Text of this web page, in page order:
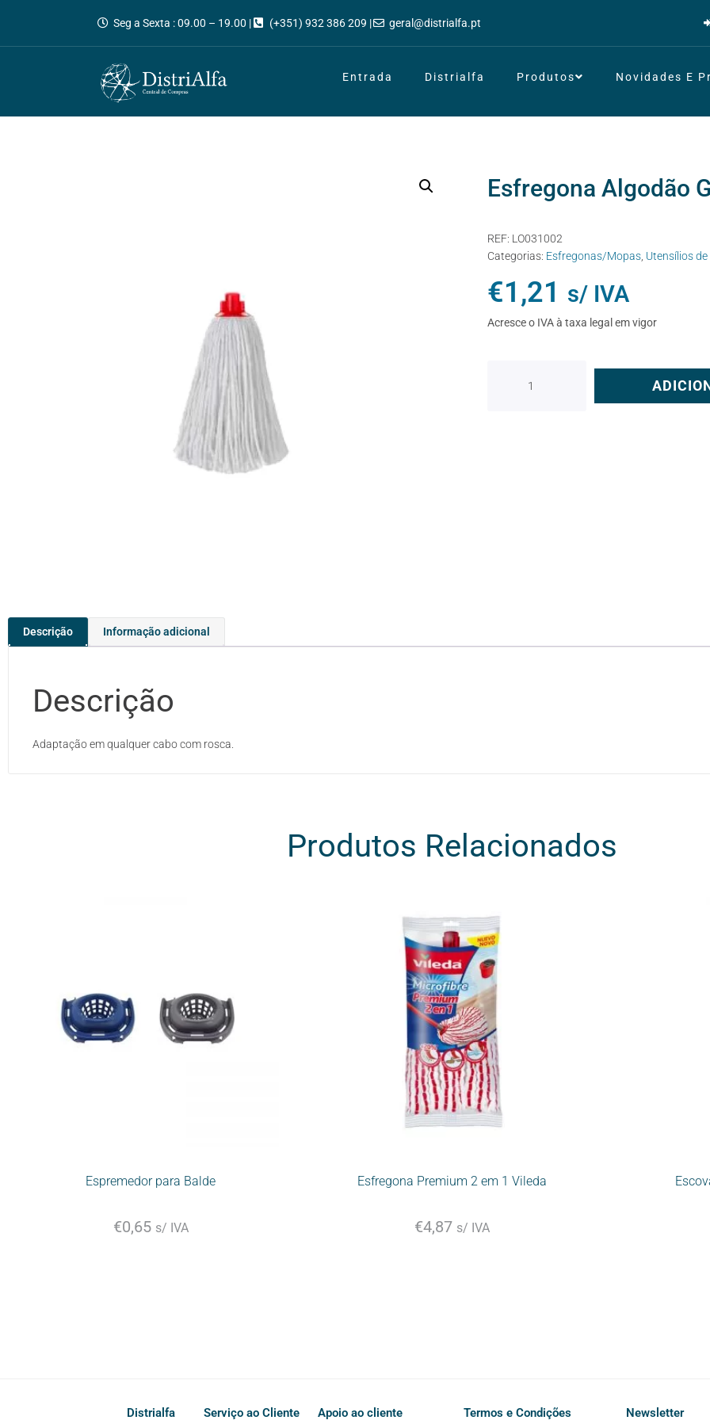
Seg a Sexta : 09.00 – 19.00 | (+351) 932 386 209 | geral@distrialfa.pt
Entrada Distrialfa Produtos Novidades E
Esfregona Algodão
REF: LO031002
Categorias: Esfregonas/Mopas Utensílios
€1,21 s/ IVA
Acresce o IVA à taxa legal em vigor
Descrição Informação adicional
Descrição
Adaptação em qualquer cabo com rosca.
Produtos Relacionados
Espremedor para Balde
€0,65 s/ IVA
Esfregona Premium 2 em 1 Vileda
€4,87 s/ IVA
Distrialfa Serviço ao Cliente Apoio ao cliente Termos e Condições Newsletter